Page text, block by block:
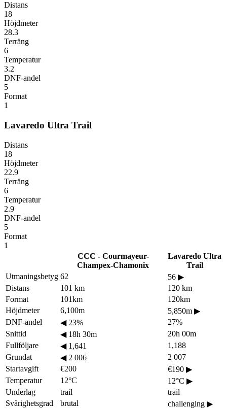
Distans
18
Höjdmeter
28.3
Terräng
6
Temperatur
3.2
DNF-andel
5
Format
1
Lavaredo Ultra Trail
Distans
18
Höjdmeter
22.9
Terräng
6
Temperatur
2.9
DNF-andel
5
Format
1
CCC - Courmayeur-
Champex-Chamonix
Lavaredo Ultra
Trail
Utmaningsbetyg 62 56 ▶
Distans
101 km
120 km
Format
101km
120km
Höjdmeter
6,100m 5,850m ▶
DNF-andel
◀23%
27%
Snittid
◀18h 30m
20h 00m
Fullföljare
◀1,641
1,188
Grundat
◀2 006
2 007
Startavgift
€200 €190 ▶
Temperatur
12°C 12°C ▶
Underlag
trail
trail
Svårighetsgrad
brutal challenging ▶